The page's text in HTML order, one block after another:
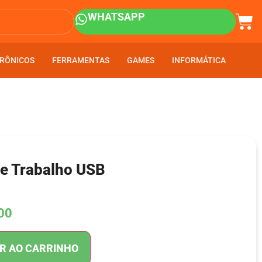
WHATSAPP
FERRAMENTAS GAMES INFORMÁTICA
FERRAMENTAS GAMES INFORMÁTICA
Trabalho USB
AO CARRINHO